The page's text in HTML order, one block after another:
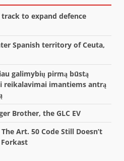
to expand defence
Spanish territory of Ceuta,
galimybių pirmą būstą
reikalavimai imantiems antrą
Brother, the GLC EV
Art. 50 Code Still Doesn’t
Forkast